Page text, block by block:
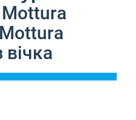
Mottura
Mottura
вічка